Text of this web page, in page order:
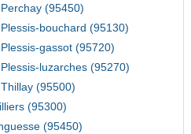
(95450)
bouchard (95130)
gassot (95720)
luzarches (95270)
(95500)
(95300)
(95450)